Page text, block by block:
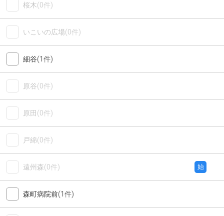
桜木(0件)
いこいの広場(0件)
細谷(1件)
原谷(0件)
原田 (0件)
戸綿(0件)
遠州森(0件) 始
森町病院前(1件)